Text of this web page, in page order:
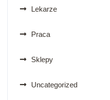
Lekarze
Praca
Sklepy
Uncategorized